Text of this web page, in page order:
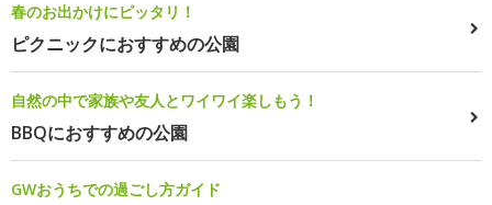
春のお出かけにピッタリ！
ピクニックにおすすめの公園
自然の中で家族や友人とワイワイ楽しもう！
BBQにおすすめの公園
GWおうちでの過ごし方ガイド